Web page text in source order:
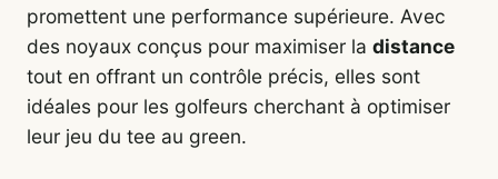
promettent une performance supérieure. Avec
des noyaux conçus pour maximiser la distance
tout en offrant un contrôle précis, elles sont
idéales pour les golfeurs cherchant à optimiser
leur jeu du tee au green.